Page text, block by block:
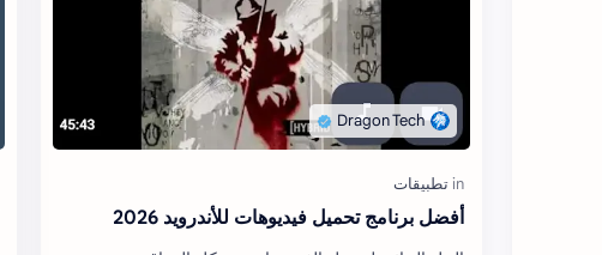
أفضل برنامج تحميل فيديوهات للأندرويد 2026